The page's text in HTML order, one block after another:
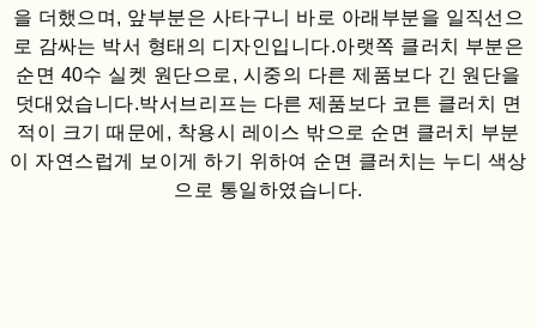
을 더했으며, 앞부분은 사타구니 바로 아래부분을 일직선으
로 감싸는 박서 형태의 디자인입니다.아랫쪽 클러치 부분은
순면 40수 실켓 원단으로, 시중의 다른 제품보다 긴 원단을
덧대었습니다.박서브리프는 다른 제품보다 코튼 클러치 면
적이 크기 때문에, 착용시 레이스 밖으로 순면 클러치 부분
이 자연스럽게 보이게 하기 위하여 순면 클러치는 누디 색상
으로 통일하였습니다.